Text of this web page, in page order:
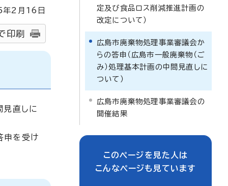
年2月 16 日
印刷
直しに
申を受け
定及び食品ロス削減推進計画の
改定について）
広島市廃棄物処理事業審議会か
らの答申（広島市一般廃棄物（ご
み）処理基本計画の中間見直しに
ついて）
広島市廃棄物処理事業審議会の
開催結果
このページを見た人は
こんなページも見ています